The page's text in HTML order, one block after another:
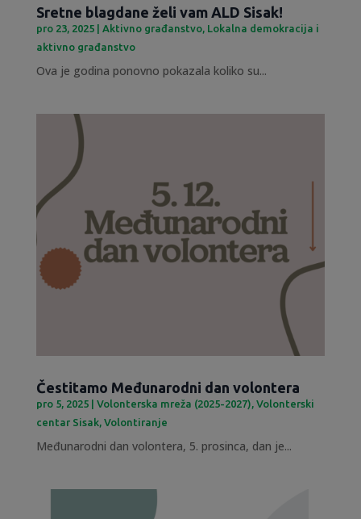
Sretne blagdane želi vam ALD Sisak!
pro 23, 2025| Aktivno građanstvo, Lokalna demokracija i
aktivno građanstvo
Ova je godina ponovno pokazala koliko su...
Čestitamo Međunarodni dan volontera
pro 5, 2025| Volonterska mreža (2025-2027), Volonterski
centar Sisak, Volontiranje
Međunarodni dan volontera, 5. prosinca, dan je...